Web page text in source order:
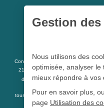
Conformément aux articles L 5213-
21 décembre 2012 fixant la liste
d’une publicité auprès du public,
tous les dispositifs médicaux
Gestion
Nous utilisons des
optimisée, analyser
mieux répondre à vos
Pour en savoir plus,
page Utilisation des